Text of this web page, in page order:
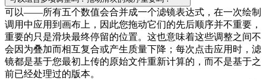
可以——所有五个数值会合并成一个滤镜表达式，在一次绘制
调用中应用到画布上，因此您拖动它们的先后顺序并不重要，
重要的只是滑块最终停留的位置。这也意味着这些调整之间不
会因为叠加而相互复合或产生质量下降；每次点击应用时，滤
镜都是基于您最初上传的原始文件重新计算的，而不是基于之
前已经处理过的版本。